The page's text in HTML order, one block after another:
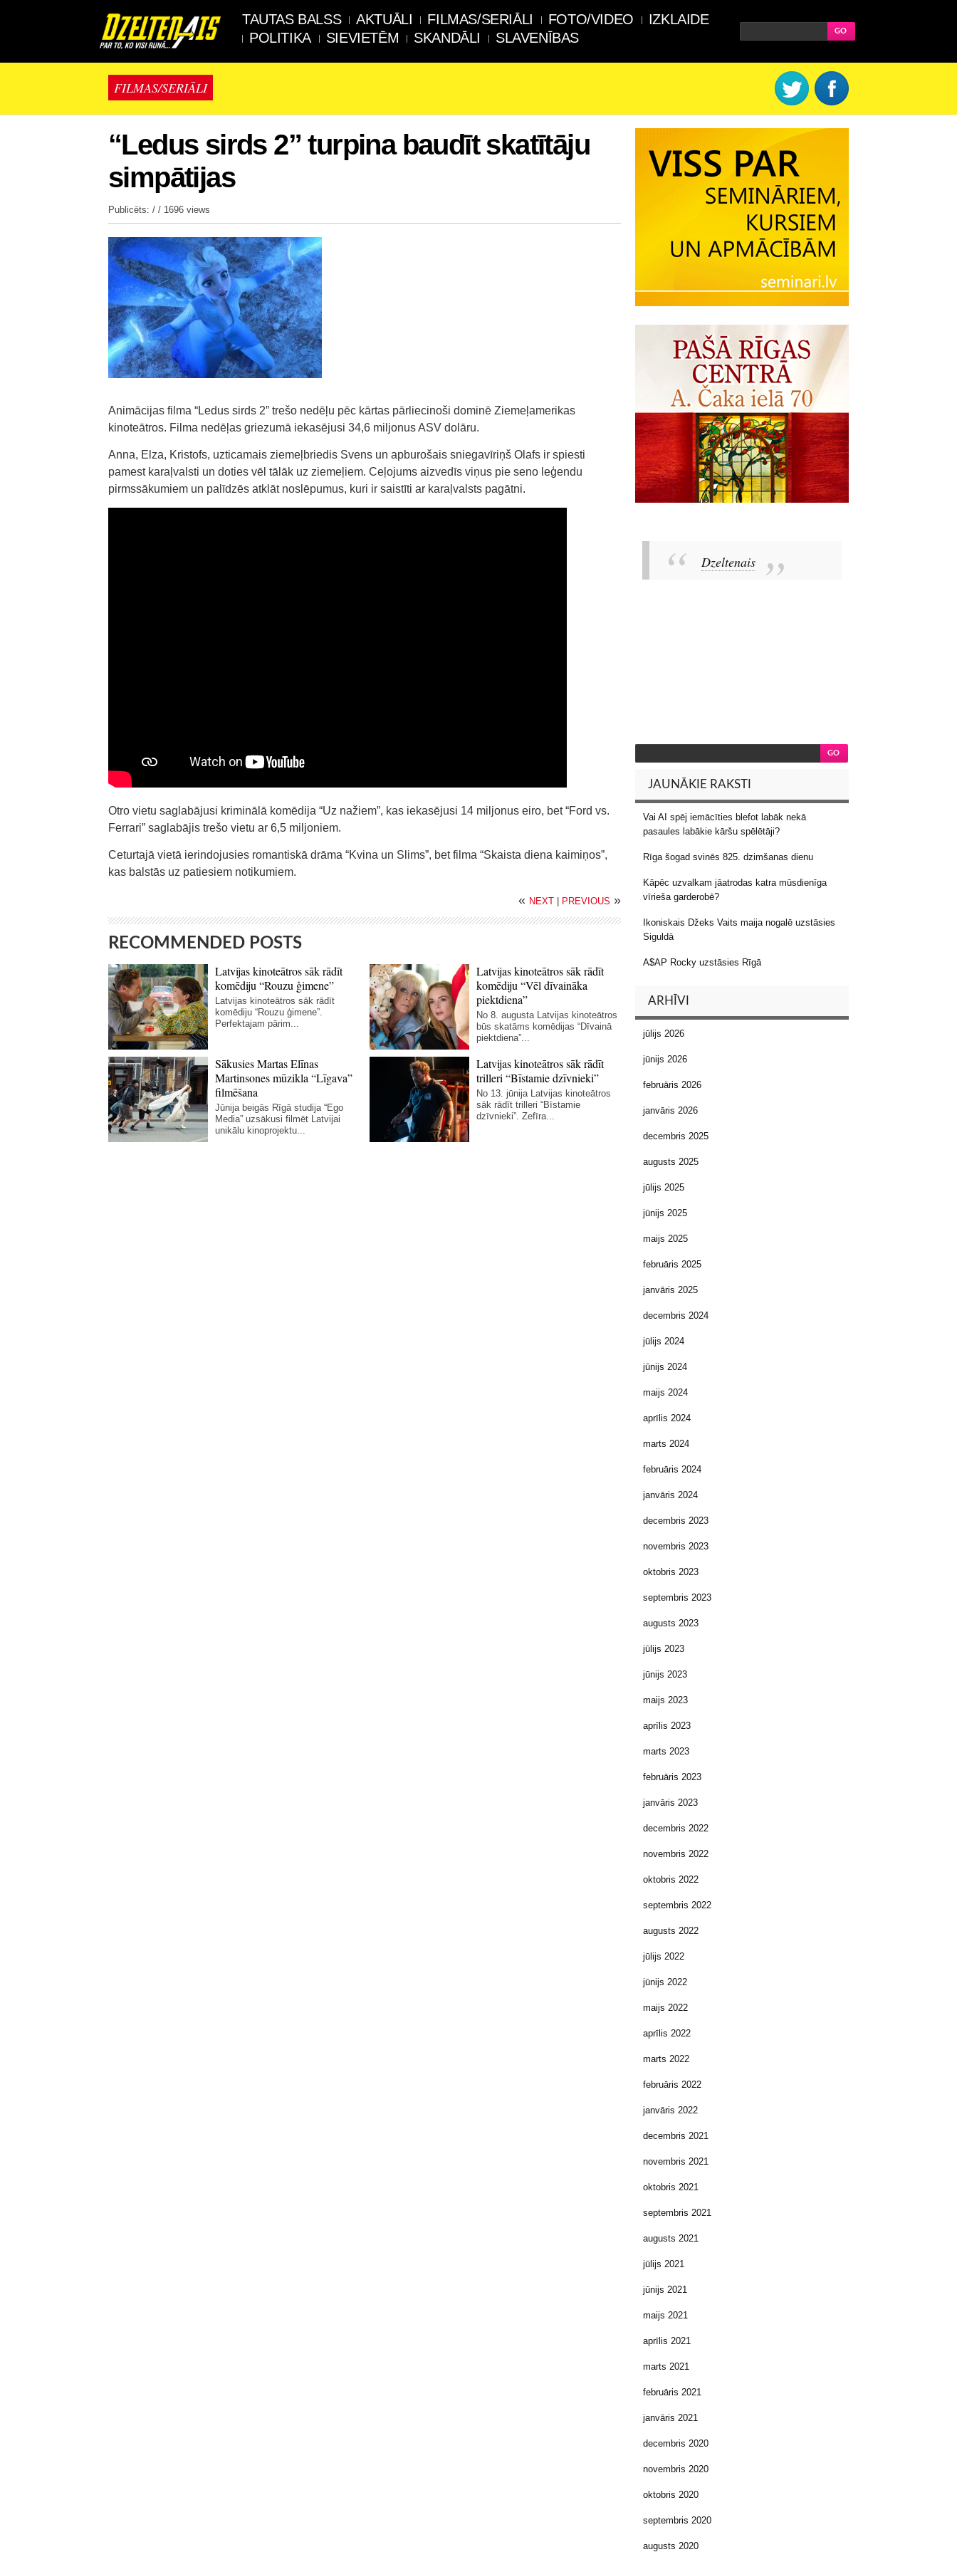
TAUTAS BALSS AKTUĀLI FILMAS/SERIĀLI FOTO/VIDEO
IZKLAIDE
POLITIKA
SIEVIETĒM SKANDĀLI SLAVENĪBAS
FILMAS/SERIĀLI
“Ledus sirds 2” turpina baudīt skatītāju
simpātijas
Publicēts: / / 1696 views
Animācijas filma “Ledus sirds 2” trešo nedēļu pēc kārtas pārliecinoši dominē Ziemeļamerikas
kinoteātros. Filma nedēļas griezumā iekasējusi 34,6 miljonus ASV dolāru.
Anna, Elza, Kristofs, uzticamais ziemeļbriedis Svens un apburošais sniegavīriņš Olafs ir spiesti
pamest karaļvalsti un doties vēl tālāk uz ziemeļiem. Ceļojums aizvedīs viņus pie seno leģendu
pirmssākumiem un palīdzēs atklāt noslēpumus, kuri ir saistīti ar karaļvalsts pagātni.
Otro vietu saglabājusi kriminālā komēdija “Uz nažiem”, kas iekasējusi 14 miljonus eiro, bet “Ford vs.
Ferrari” saglabājis trešo vietu ar 6,5 miljoniem.
Ceturtajā vietā ierindojusies romantiskā drāma “Kvina un Slims”, bet filma “Skaista diena kaimiņos”,
kas balstās uz patiesiem notikumiem.
« NEXT PREVIOUS »
RECOMMENDED POSTS
Latvijas kinoteātros sāk rādīt
komēdiju “Rouzu ģimene”
Latvijas kinoteātros sāk rādīt
komēdiju “Rouzu ģimene”.
Perfektajam pārim...
Latvijas kinoteātros sāk rādīt
komēdiju “Vēl dīvaināka
piektdiena”
No 8. augusta Latvijas kinoteātros
būs skatāms komēdijas “Dīvainā
piektdiena”...
Sākusies Martas Elīnas
Martinsones mūzikla “Līgava”
filmēšana
Jūnija beigās Rīgā studija “Ego
Media” uzsākusi filmēt Latvijai
unikālu kinoprojektu...
Latvijas kinoteātros sāk rādīt
trilleri “Bīstamie dzīvnieki”
No 13. jūnija Latvijas kinoteātros
sāk rādīt trilleri “Bīstamie
dzīvnieki”. Zefīra...
Dzeltenais
JAUNĀKIE RAKSTI
Vai AI spēj iemācīties blefot labāk nekā
pasaules labākie kāršu spēlētāji?
Rīga šogad svinēs 825. dzimšanas dienu
Kāpēc uzvalkam jāatrodas katra mūsdienīga
vīrieša garderobē?
Ikoniskais Džeks Vaits maija nogalē uzstāsies
Siguldā
A$AP Rocky uzstāsies Rīgā
ARHĪVI
jūlijs 2026
jūnijs 2026
februāris 2026
janvāris 2026
decembris 2025
augusts 2025
jūlijs 2025
jūnijs 2025
maijs 2025
februāris 2025
janvāris 2025
decembris 2024
jūlijs 2024
jūnijs 2024
maijs 2024
aprīlis 2024
marts 2024
februāris 2024
janvāris 2024
decembris 2023
novembris 2023
oktobris 2023
septembris 2023
augusts 2023
jūlijs 2023
jūnijs 2023
maijs 2023
aprīlis 2023
marts 2023
februāris 2023
janvāris 2023
decembris 2022
novembris 2022
oktobris 2022
septembris 2022
augusts 2022
jūlijs 2022
jūnijs 2022
maijs 2022
aprīlis 2022
marts 2022
februāris 2022
janvāris 2022
decembris 2021
novembris 2021
oktobris 2021
septembris 2021
augusts 2021
jūlijs 2021
jūnijs 2021
maijs 2021
aprīlis 2021
marts 2021
februāris 2021
janvāris 2021
decembris 2020
novembris 2020
oktobris 2020
septembris 2020
augusts 2020